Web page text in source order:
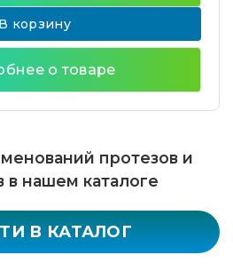
В корзину
о товаре
протезов и
в нашем каталоге
В КАТАЛОГ